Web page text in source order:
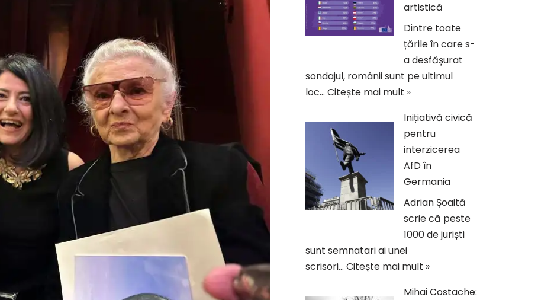
artistică
Dintre toate
țările în care s-
a desfășurat
sondajul, românii sunt pe ultimul
loc… Citește mai mult »
Inițiativă civică
pentru
interzicerea
AfD în
Germania
Adrian Șoaită
scrie că peste
1000 de juriști
sunt semnatari ai unei
scrisori… Citește mai mult »
Mihai Costache: